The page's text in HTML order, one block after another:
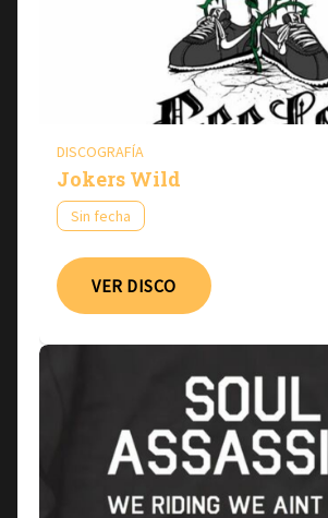
DISCOGRAFÍA
Jokers Wild
Sin fecha
VER DISCO